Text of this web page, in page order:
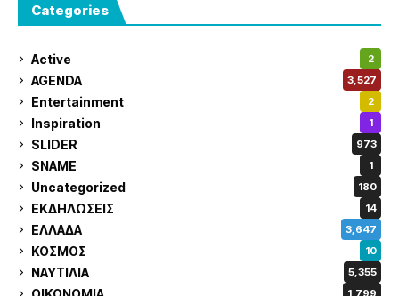
Categories
Active 2
AGENDA 3,527
Entertainment 2
Inspiration 1
SLIDER 973
SNAME 1
Uncategorized 180
ΕΚΔΗΛΩΣΕΙΣ 14
ΕΛΛΑΔΑ 3,647
ΚΟΣΜΟΣ 10
ΝΑΥΤΙΛΙΑ 5,355